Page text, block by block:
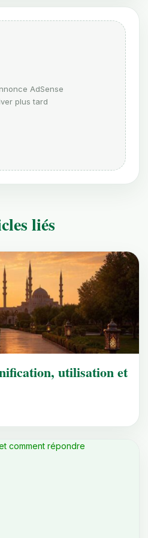
AdSense
plus tard
liés
utilisation et